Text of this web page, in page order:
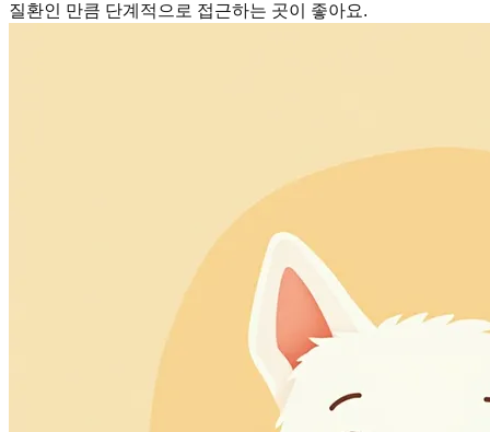
질환인 만큼 단계적으로 접근하는 곳이 좋아요.